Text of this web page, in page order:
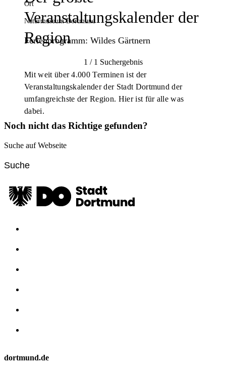
Veranstaltungskalender der
Region
Mit weit über 4.000 Terminen ist der
Veranstaltungskalender der Stadt Dortmund der
umfangreichste der Region. Hier ist für alle was
dabei.
Ort
Naturmuseum Dortmund
Ferienprogramm: Wildes Gärtnern
1 / 1 Suchergebnis
Noch nicht das Richtige gefunden?
Suche auf Webseite
dortmund.de